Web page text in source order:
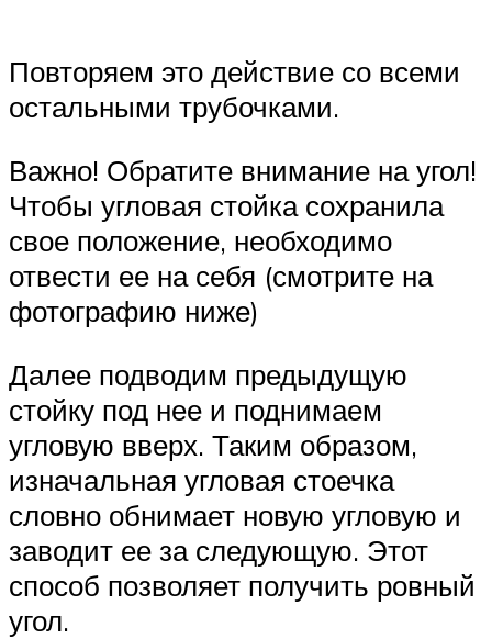
Повторяем это действие со всеми
остальными трубочками.
Важно! Обратите внимание на угол!
Чтобы угловая стойка сохранила
свое положение, необходимо
отвести ее на себя (смотрите на
фотографию ниже)
Далее подводим предыдущую
стойку под нее и поднимаем
угловую вверх. Таким образом,
изначальная угловая стоечка
словно обнимает новую угловую и
заводит ее за следующую. Этот
способ позволяет получить ровный
угол.